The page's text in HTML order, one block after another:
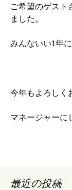
ご希望のゲスト
ました。
みんないい1年
今年もよろしく
マネージャーに
最近の投稿